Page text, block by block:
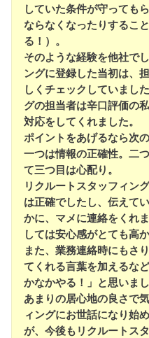
していた条件が守っても
ならなくなったりするこ
る！）。
そのような経験を他社で
ングに登録した当初は、
しくチェックしていまし
グの担当者は辛口評価の
対応をしてくれました。
ポイントをあげるなら次の
一つは情報の正確性。二
て三つ目は心配り。
リクルートスタッフィン
は正確でしたし、伝えて
かに、マメに連絡をくれ
しては安心感がとても高
また、業務連絡時にもさ
てくれる言葉を加えるな
かなかやる！」と思いまし
あまりの居心地の良さで
ィングにお世話になり始
が、今後もリクルートス